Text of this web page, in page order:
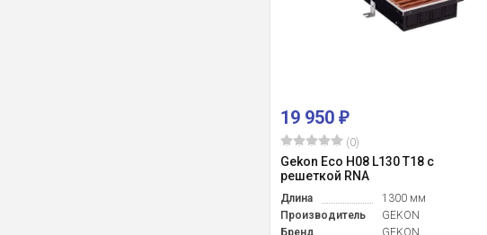
19 950₽
(0)
Gekon Eco H08 L130 T18 с
решеткой RNA
Длина
1300 мм
Производитель
GEKON
Бренд
GEKON